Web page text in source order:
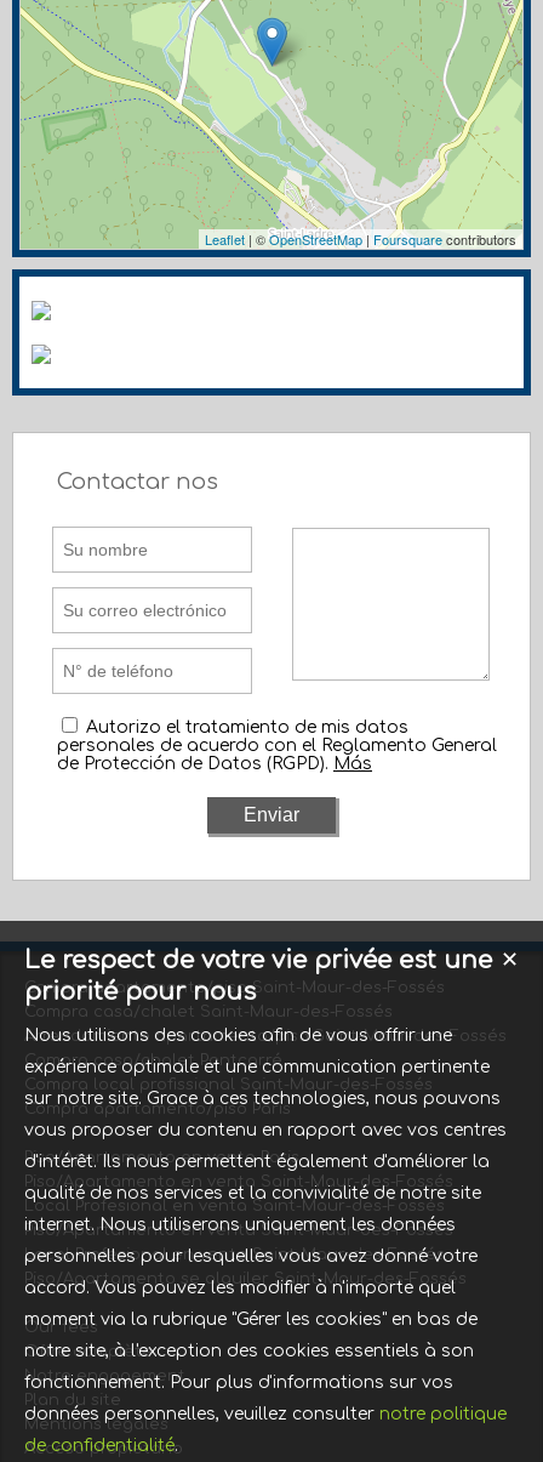
Leaflet | ©OpenStreetMap | Foursquarecontributors
Contactar nos
Autorizo el tratamiento de mis datos
personales de acuerdo con el Reglamento General
de Protección de Datos (RGPD). Más
Compra apartamento/piso Saint-Maur-des-Fossés
Compra casa/chalet Saint-Maur-des-Fossés
Arrendamiento apartamento/piso Saint-Maur-des-Fossés
Compra casa/chalet Pontcarré
Compra local profissional Saint-Maur-des-Fossés
Compra apartamento/piso Paris
Piso/Apartamento en venta Paris
Piso/Apartamento en venta Saint-Maur-des-Fossés
Local Profesional en venta Saint-Maur-des-Fossés
Piso/Apartamento en venta Saint-Maur-des-Fossés
Local Profesional en venta Saint-Maur-des-Fossés
Piso/Apartamento se alquiler Saint-Maur-des-Fossés
Our fees
Offre complète
Notre engagement
Plan du site
Mentions légales
Acceso propietario
✕
Le respect de votre vie privée est une
priorité pour nous
Nous utilisons des cookies afin de vous offrir une
expérience optimale et une communication pertinente
sur notre site. Grace à ces technologies, nous pouvons
vous proposer du contenu en rapport avec vos centres
d'intérêt. Ils nous permettent également d'améliorer la
qualité de nos services et la convivialité de notre site
internet. Nous utiliserons uniquement les données
personnelles pour lesquelles vous avez donné votre
accord. Vous pouvez les modifier à n'importe quel
moment via la rubrique "Gérer les cookies" en bas de
notre site, à l'exception des cookies essentiels à son
fonctionnement. Pour plus d'informations sur vos
données personnelles, veuillez consulter notre politique
de confidentialité.